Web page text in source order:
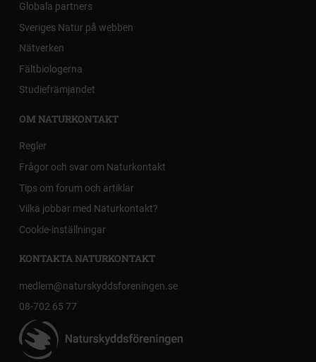
Globala partners
Sveriges Natur på webben
Nätverken
Fältbiologerna
Studiefrämjandet
OM NATURKONTAKT
Regler
Frågor och svar om Naturkontakt
Tips om forum och artiklar
Vilka jobbar med Naturkontakt?
Cookie-inställningar
KONTAKTA NATURKONTAKT
medlem@naturskyddsforeningen.se
08-702 65 77